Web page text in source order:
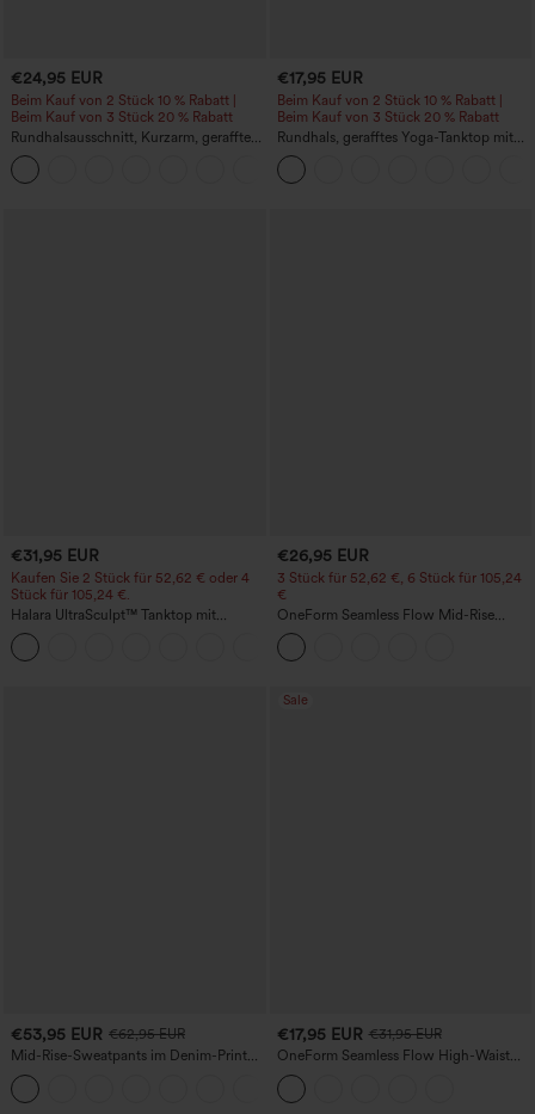
€24,95 EUR
Beim Kauf von 2 Stück 10 % Rabatt |
Beim Kauf von 3 Stück 20 % Rabatt
Rundhalsausschnitt, Kurzarm, gerafftes
Cool-Touch Yoga-Sporttop - UPF50+
€17,95 EUR
Beim Kauf von 2 Stück 10 % Rabatt |
Beim Kauf von 3 Stück 20 % Rabatt
Rundhals, gerafftes Yoga-Tanktop mit
Cool-Touch-Effekt – UPF50+
€31,95 EUR
Kaufen Sie 2 Stück für 52,62 € oder 4
Stück für 105,24 €.
Halara UltraSculpt™ Tanktop mit
Rundhalsausschnitt und
geschwungenem Saum
€26,95 EUR
3 Stück für 52,62 €, 6 Stück für 105,24
€
OneForm Seamless Flow Mid-Rise
Yoga-Leggings - mittelhoher Bund,
bauchformend und mit Po-Lifting-
Effekt
€53,95 EUR €62,95 EUR
Mid-Rise-Sweatpants im Denim-Print
aus French Terry, lässig, mit Taschen
Sale
€17,95 EUR €31,95 EUR
OneForm Seamless Flow High-Waist
Yogaleggings – nahtlos, mit hoher
Taille, bauchformend und mit
Hebeeffekt für den Po